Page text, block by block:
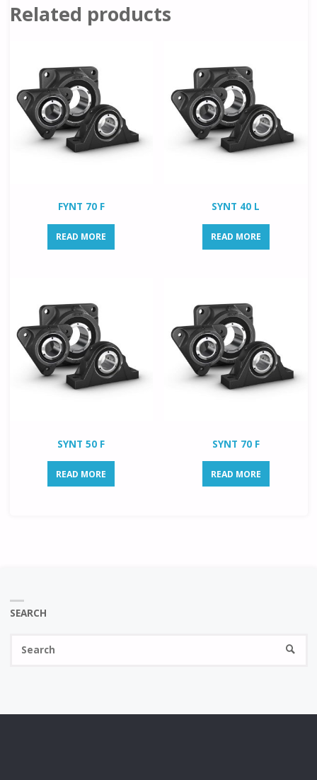
Related products
FYNT 70 F
READ MORE
SYNT 40 L
READ MORE
SYNT 50 F
READ MORE
SYNT 70 F
READ MORE
SEARCH